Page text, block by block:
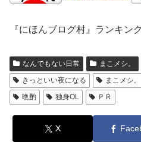
『にほんブログ村』ランキン
なんでもない日常 まこメシ。
きっといい夜になる
まこメシ。
晩酌
独身OL ＰＲ
X